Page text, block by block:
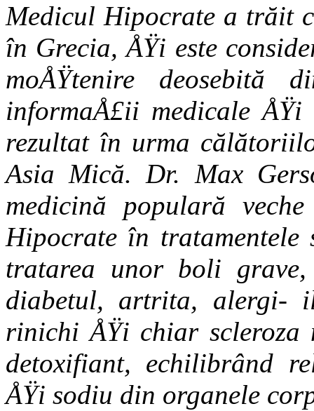
Medicul Hipocrate a trăit
în Grecia, ÅŸi este
moÅŸtenire
informaÅ£ii medicale
rezultat în urma
Asia Mică. Dr. Max
medicină populară
Hipocrate în
tratarea unor boli grave,
diabetul, artrita, alergi-
rinichi ÅŸi chiar
detoxifiant, echilibrând
ÅŸi sodiu din organe­le